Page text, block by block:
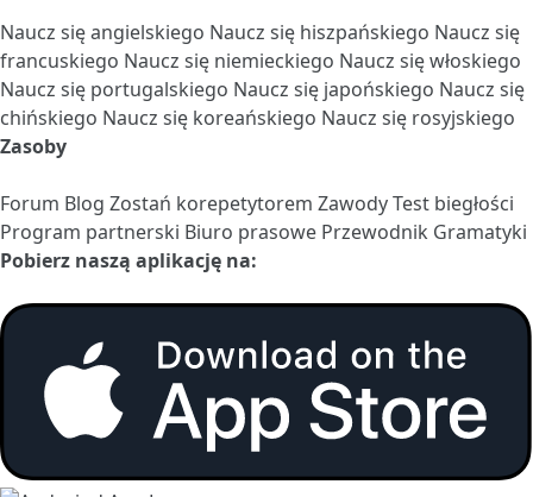
Naucz się angielskiego Naucz się hiszpańskiego Naucz się
francuskiego Naucz się niemieckiego Naucz się włoskiego
Naucz się portugalskiego Naucz się japońskiego Naucz się
chińskiego Naucz się koreańskiego Naucz się rosyjskiego
Zasoby
Forum Blog Zostań korepetytorem ZawodyTest biegłości
Program partnerski Biuro prasowe Przewodnik Gramatyki
Pobierz naszą aplikację na: